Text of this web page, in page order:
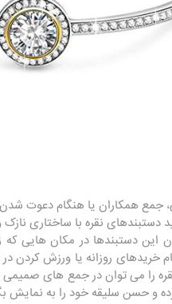
جمع همکاران یا هنگام دعوت
دستبندهای نقره با ساختاری
این دستبندها در مکان
خریدهای روزانه یا ورزش
را می توان در جمع های
و حسن سلیقه خود را به نمایش